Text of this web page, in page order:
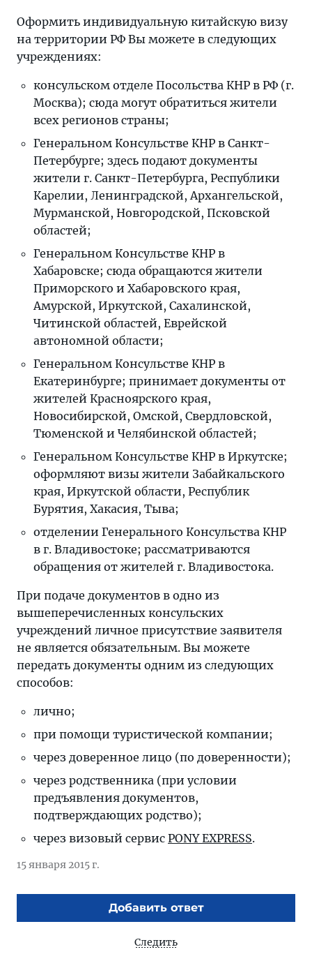
Оформить индивидуальную китайскую визу
на территории РФ Вы можете в следующих
учреждениях:
консульском отделе Посольства КНР в РФ (г.
Москва); сюда могут обратиться жители
всех регионов страны;
Генеральном Консульстве КНР в Санкт-
Петербурге; здесь подают документы
жители г. Санкт-Петербурга, Республики
Карелии, Ленинградской, Архангельской,
Мурманской, Новгородской, Псковской
областей;
Генеральном Консульстве КНР в
Хабаровске; сюда обращаются жители
Приморского и Хабаровского края,
Амурской, Иркутской, Сахалинской,
Читинской областей, Еврейской
автономной области;
Генеральном Консульстве КНР в
Екатеринбурге; принимает документы от
жителей Красноярского края,
Новосибирской, Омской, Свердловской,
Тюменской и Челябинской областей;
Генеральном Консульстве КНР в Иркутске;
оформляют визы жители Забайкальского
края, Иркутской области, Республик
Бурятия, Хакасия, Тыва;
отделении Генерального Консульства КНР
в г. Владивостоке; рассматриваются
обращения от жителей г. Владивостока.
При подаче документов в одно из
вышеперечисленных консульских
учреждений личное присутствие заявителя
не является обязательным. Вы можете
передать документы одним из следующих
способов:
лично;
при помощи туристической компании;
через доверенное лицо (по доверенности);
через родственника (при условии
предъявления документов,
подтверждающих родство);
через визовый сервис PONY EXPRESS.
15 января 2015 г.
Добавить ответ
Следить